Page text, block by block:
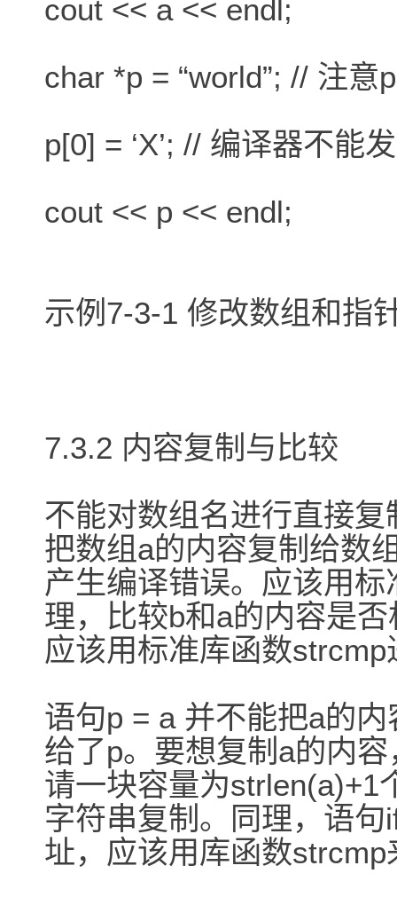
cout << a << endl;
char *p = “world”; // 注意
p[0] = ‘X’; // 编译器不能
cout << p << endl;
示例7-3-1 修改数组和指
7.3.2 内容复制与比较
不能对数组名进行直接
把数组a的内容复制给数
产生编译错误。应该用
理，比较b和a的内容是
应该用标准库函数strcmp
语句p = a 并不能把a的
给了p。要想复制a的内
请一块容量为strlen(a)+1
字符串复制。同理，语
址，应该用库函数strcmp